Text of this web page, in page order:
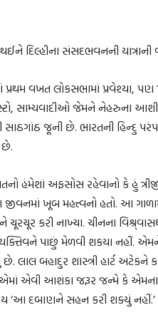
દિલ્હીના સંસદભવનની
પ્રથમ વખત લોકસભામાં
સામ્યવાદીઓ જેમને નેહરુના
જૂની છે. ભારતની હિન્દુ
છે.
હંમેશાં અફસોસ રહેવાનો કે હું
જીવનમાં ખૂબ મહત્ત્વનો હતો. આ
કરી નાખ્યા. ચીનના
પાછું મેળવી શકયા નહીં.
બહાદુર શાસ્ત્રી હાર્ટ અટેકને
એવી આશંકા જરૂર જન્મે કે એમના
‘આ દબાણને સહન કરી શક્યું નહીં.’